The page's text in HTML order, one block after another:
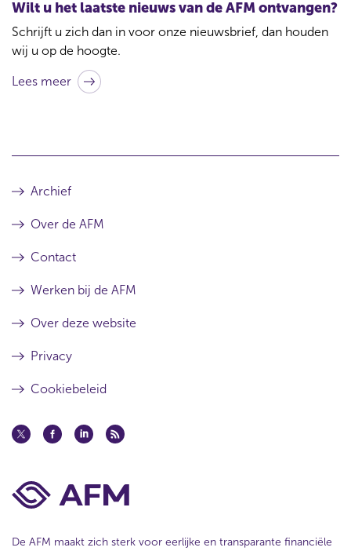
Wilt u het laatste nieuws van de AFM ontvangen?
Schrijft u zich dan in voor onze nieuwsbrief, dan houden
wij u op de hoogte.
Lees meer
Archief
Over de AFM
Contact
Werken bij de AFM
Over deze website
Privacy
Cookiebeleid
De AFM maakt zich sterk voor eerlijke en transparante financiële